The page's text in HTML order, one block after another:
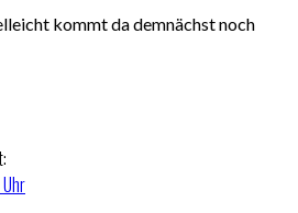
kommt da demnächst noch